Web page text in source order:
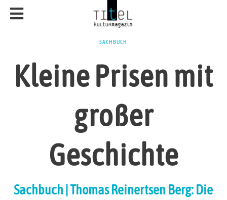
SACHBUCH
Kleine Prisen mit
großer
Geschichte
Sachbuch | Thomas Reinertsen Berg: Die